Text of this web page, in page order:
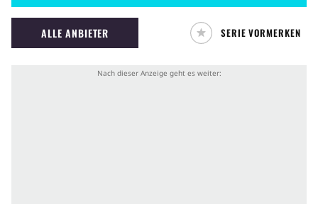
den Serien Daredevil und Defenders und ist
seit Spider-Man: No Way Home auch im MCU
zu sehen.
ALLE ANBIETER SERIE VORMERKEN